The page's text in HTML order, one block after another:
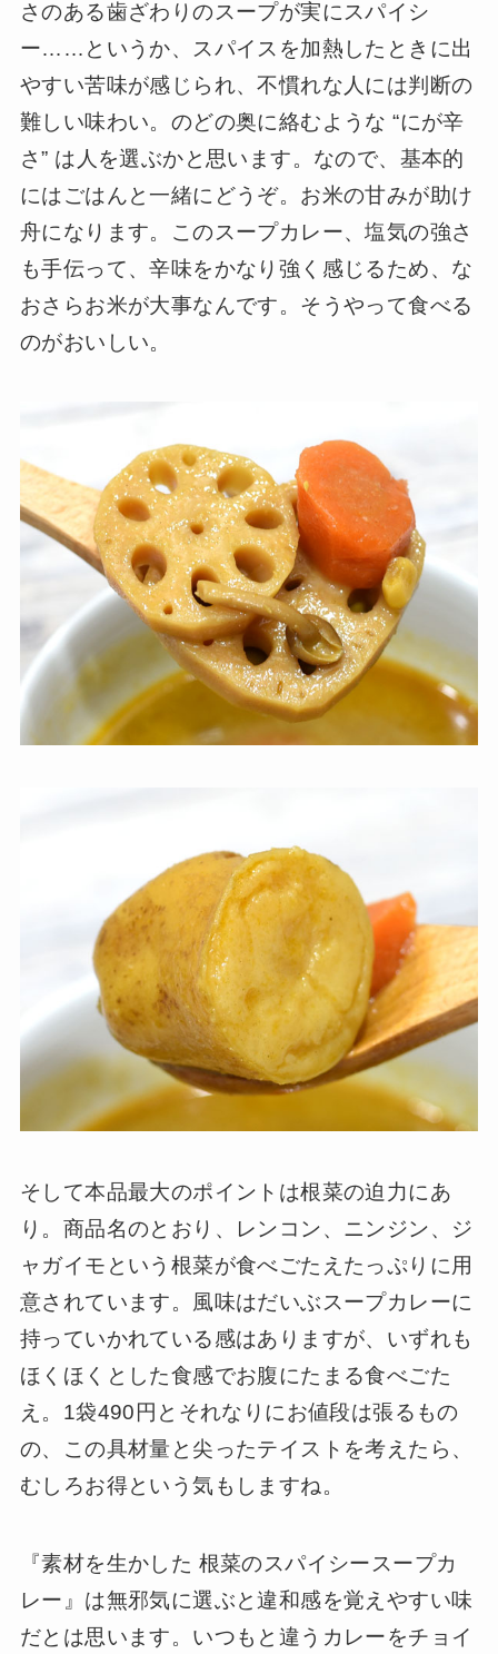
さのある歯ざわりのスープが実にスパイシ
ー……というか、スパイスを加熱したときに出
やすい苦味が感じられ、不慣れな人には判断の
難しい味わい。のどの奥に絡むような “にが辛
さ” は人を選ぶかと思います。なので、基本的
にはごはんと一緒にどうぞ。お米の甘みが助け
舟になります。このスープカレー、塩気の強さ
も手伝って、辛味をかなり強く感じるため、な
おさらお米が大事なんです。そうやって食べる
のがおいしい。
そして本品最大のポイントは根菜の迫力にあ
り。商品名のとおり、レンコン、ニンジン、ジ
ャガイモという根菜が食べごたえたっぷりに用
意されています。風味はだいぶスープカレーに
持っていかれている感はありますが、いずれも
ほくほくとした食感でお腹にたまる食べごた
え。1袋490円とそれなりにお値段は張るもの
の、この具材量と尖ったテイストを考えたら、
むしろお得という気もしますね。
『素材を生かした 根菜のスパイシースープカ
レー』は無邪気に選ぶと違和感を覚えやすい味
だとは思います。いつもと違うカレーをチョイ